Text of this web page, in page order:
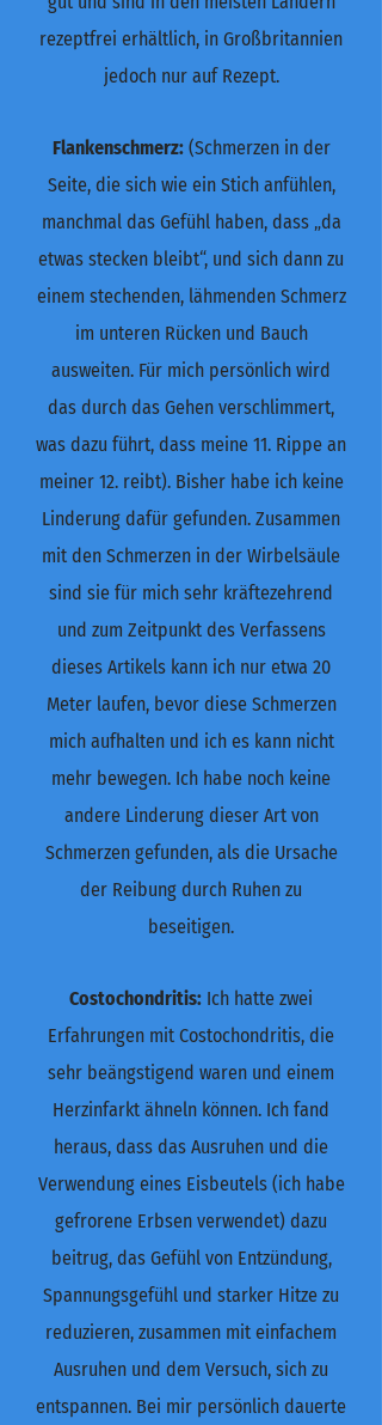
rezeptfrei erhältlich, in Großbritannien
jedoch nur auf Rezept.
Flankenschmerz:(Schmerzen in der
Seite, die sich wie ein Stich anfühlen,
manchmal das Gefühl haben, dass „da
etwas stecken bleibt“, und sich dann zu
einem stechenden, lähmenden Schmerz
im unteren Rücken und Bauch
ausweiten. Für mich persönlich wird
das durch das Gehen verschlimmert,
was dazu führt, dass meine 11. Rippe an
meiner 12. reibt). Bisher habe ich keine
Linderung dafür gefunden. Zusammen
mit den Schmerzen in der Wirbelsäule
sind sie für mich sehr kräftezehrend
und zum Zeitpunkt des Verfassens
dieses Artikels kann ich nur etwa 20
Meter laufen, bevor diese Schmerzen
mich aufhalten und ich es kann nicht
mehr bewegen. Ich habe noch keine
andere Linderung dieser Art von
Schmerzen gefunden, als die Ursache
der Reibung durch Ruhen zu
beseitigen.
Costochondritis: Ich hatte zwei
Erfahrungen mit Costochondritis, die
sehr beängstigend waren und einem
Herzinfarkt ähneln können. Ich fand
heraus, dass das Ausruhen und die
Verwendung eines Eisbeutels (ich habe
gefrorene Erbsen verwendet) dazu
beitrug, das Gefühl von Entzündung,
Spannungsgefühl und starker Hitze zu
reduzieren, zusammen mit einfachem
Ausruhen und dem Versuch, sich zu
entspannen. Bei mir persönlich dauerte